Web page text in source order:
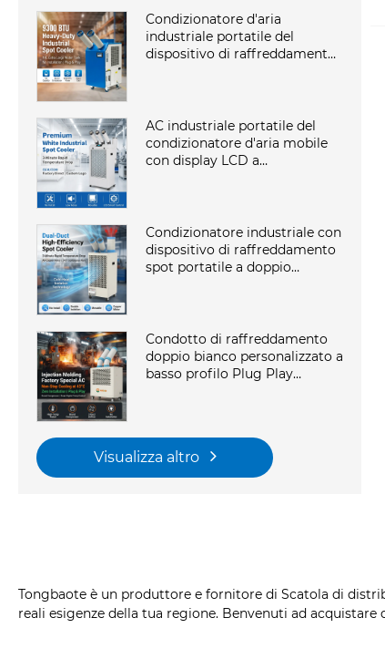
Condizionatore d'aria
industriale portatile del
dispositivo di raffreddamento
14L 2700W per l'officina
AC industriale portatile del
condizionatore d'aria mobile
con display LCD a
Condizionatore industriale con
dispositivo di raffreddamento
spot portatile a doppio
Condotto di raffreddamento
doppio bianco personalizzato a
basso profilo Plug Play
commerciale
Visualizza altro
Tongbaote è un produttore e fornitore di Scatola di
reali esigenze della tua regione. Benvenuti ad